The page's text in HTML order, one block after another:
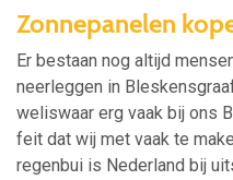
Zonnepanelen
Er bestaan nog altijd
neerleggen in
weliswaar erg vaak bij ons
feit dat wij met vaak te
regenbui is Nederland bij